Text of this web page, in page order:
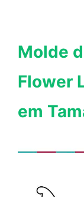
Molde
Flower
em